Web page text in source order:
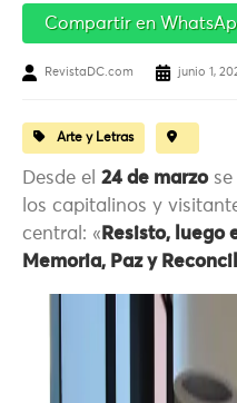
Compartir en
RevistaDC.com junio 1,
Arte y Letras
Desde el 24 de marzose
los capitalinos y
central: « Resisto, luego
Memoria, Paz y